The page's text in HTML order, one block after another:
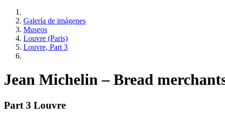
Galería de imágenes
Museos
Louvre (Paris)
Louvre, Part 3
Jean Michelin – Bread
Part 3 Louvre